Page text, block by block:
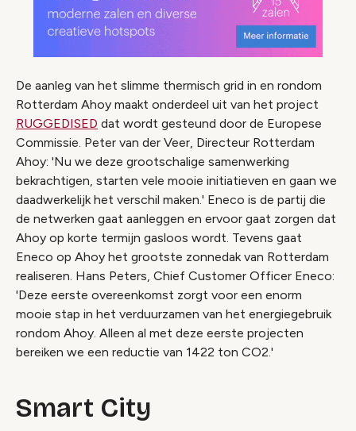
De aanleg van het slimme thermisch grid in en rondom
Rotterdam Ahoy maakt onderdeel uit van het project
RUGGEDISED dat wordt gesteund door de Europese
Commissie. Peter van der Veer, Directeur Rotterdam
Ahoy: 'Nu we deze grootschalige samenwerking
bekrachtigen, starten vele mooie initiatieven en gaan we
daadwerkelijk het verschil maken.' Eneco is de partij die
de netwerken gaat aanleggen en ervoor gaat zorgen dat
Ahoy op korte termijn gasloos wordt. Tevens gaat
Eneco op Ahoy het grootste zonnedak van Rotterdam
realiseren. Hans Peters, Chief Customer Officer Eneco:
'Deze eerste overeenkomst zorgt voor een enorm
mooie stap in het verduurzamen van het energiegebruik
rondom Ahoy. Alleen al met deze eerste projecten
bereiken we een reductie van 1422 ton CO2.'
Smart City